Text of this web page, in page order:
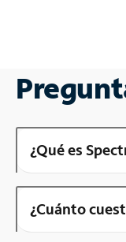
¿Qué es
¿Cuánto